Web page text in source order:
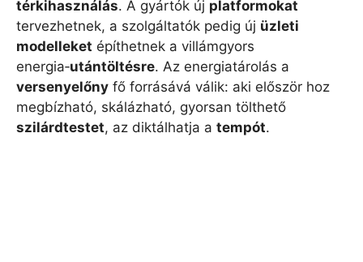
térkihasználás. A gyártók új platformokat
tervezhetnek, a szolgáltatók pedig új üzleti
modelleket építhetnek a villámgyors
energia‑utántöltésre. Az energiatárolás a
versenyelőny fő forrásává válik: aki először hoz
megbízható, skálázható, gyorsan tölthető
szilárdtestet, az diktálhatja a tempót.